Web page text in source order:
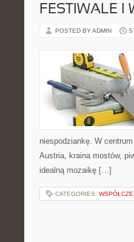
FESTIWALE I
POSTED BY ADMIN
niespodziankę. W
Austria, kraina mostów,
idealną mozaikę […]
CATEGORIES: